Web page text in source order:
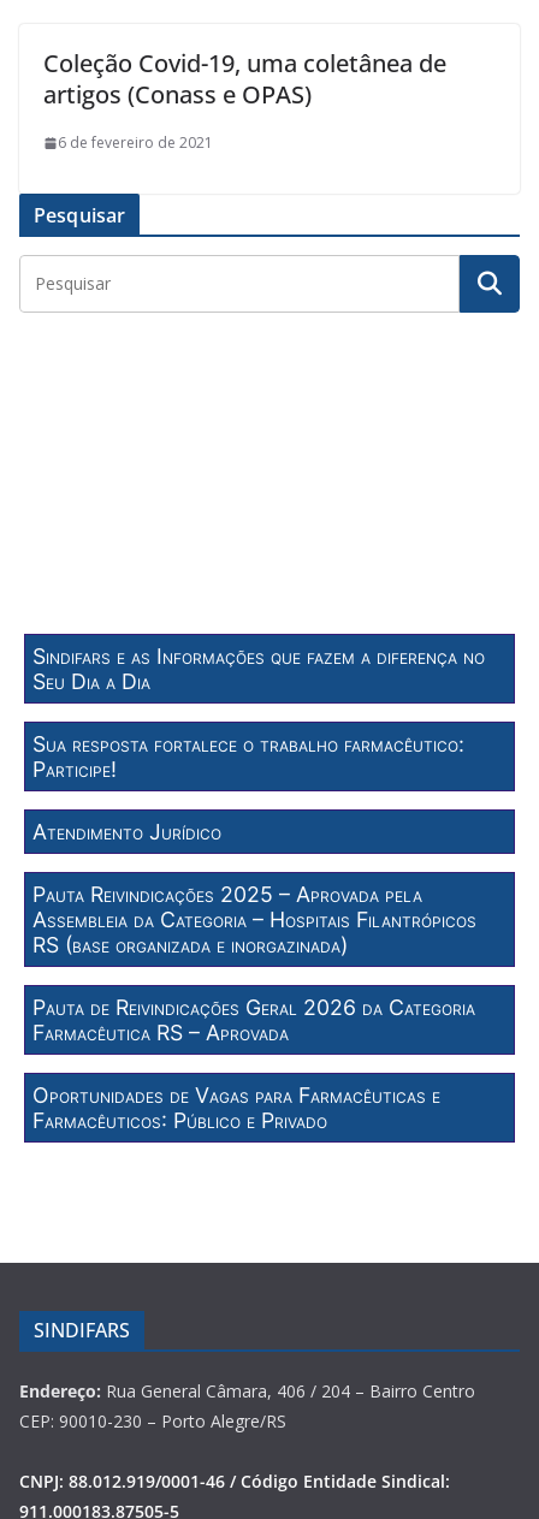
Coleção Covid-19, uma coletânea de
artigos (Conass e OPAS)
6 de fevereiro de 2021
Pesquisar
Sindifars e as Informações que fazem a diferença no
Seu Dia a Dia
Sua resposta fortalece o trabalho farmacêutico:
Participe!
Atendimento Jurídico
Pauta Reivindicações 2025 – Aprovada pela
Assembleia da Categoria – Hospitais Filantrópicos
RS (base organizada e inorgazinada)
Pauta de Reivindicações Geral 2026 da Categoria
Farmacêutica RS – Aprovada
Oportunidades de Vagas para Farmacêuticas e
Farmacêuticos: Público e Privado
SINDIFARS
Endereço: Rua General Câmara, 406 / 204 – Bairro Centro
CEP: 90010-230 – Porto Alegre/RS
CNPJ: 88.012.919/0001-46 / Código Entidade Sindical:
911.000183.87505-5